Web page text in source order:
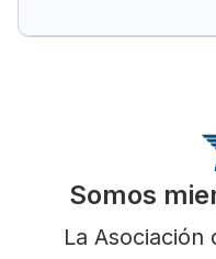
Somos
La